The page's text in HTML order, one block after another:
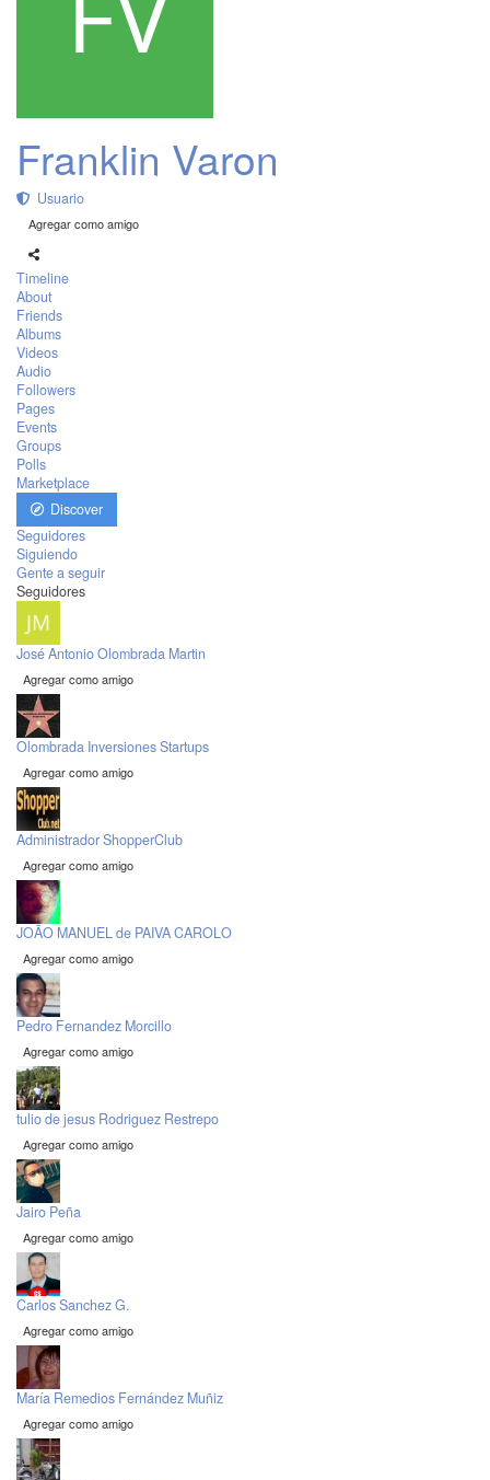
Franklin Varon
Usuario
Agregar como amigo
Timeline
About
Friends
Albums
Videos
Audio
Followers
Pages
Events
Groups
Polls
Marketplace
Discover
Seguidores
Siguiendo
Gente a seguir
Seguidores
José Antonio Olombrada Martin
Agregar como amigo
Olombrada Inversiones Startups
Agregar como amigo
Administrador ShopperClub
Agregar como amigo
JOÃO MANUEL de PAIVA CAROLO
Agregar como amigo
Pedro Fernandez Morcillo
Agregar como amigo
tulio de jesus Rodriguez Restrepo
Agregar como amigo
Jairo Peña
Agregar como amigo
Carlos Sanchez G.
Agregar como amigo
María Remedios Fernández Muñiz
Agregar como amigo